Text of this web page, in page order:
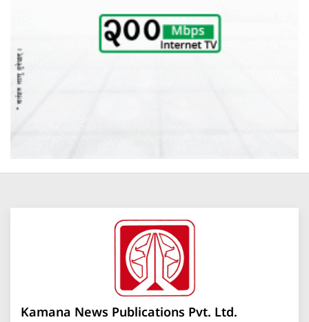
Kamana News Publications Pvt. Ltd.